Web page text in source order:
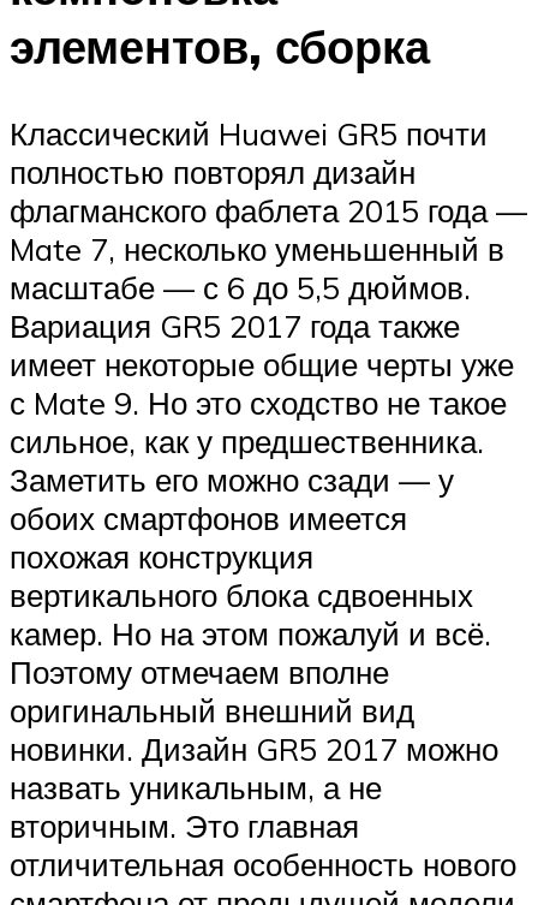
элементов, сборка
Классический Huawei GR5 почти
полностью повторял дизайн
флагманского фаблета 2015 года —
Mate 7, несколько уменьшенный в
масштабе — с 6 до 5,5 дюймов.
Вариация GR5 2017 года также
имеет некоторые общие черты уже
с Mate 9. Но это сходство не такое
сильное, как у предшественника.
Заметить его можно сзади — у
обоих смартфонов имеется
похожая конструкция
вертикального блока сдвоенных
камер. Но на этом пожалуй и всё.
Поэтому отмечаем вполне
оригинальный внешний вид
новинки. Дизайн GR5 2017 можно
назвать уникальным, а не
вторичным. Это главная
отличительная особенность нового